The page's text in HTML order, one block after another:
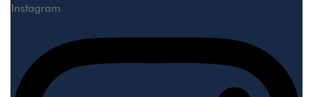
Instagram